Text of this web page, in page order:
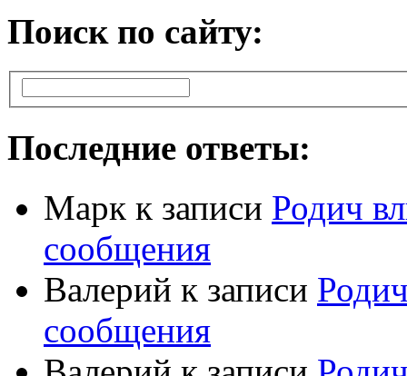
Поиск по сайту:
Последние ответы:
Марк к записи Родич
сообщения
Валерий к записи
сообщения